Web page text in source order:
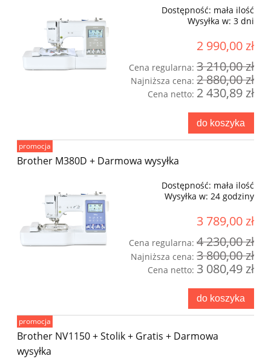
Dostępność: mała ilość
Wysyłka w: 3 dni
2 990,00 zł
Cena regularna: 3 210,00 zł
Najniższa cena: 2 880,00 zł
Cena netto: 2 430,89 zł
do koszyka
Brother M380D + Darmowa wysyłka
Dostępność: mała ilość
Wysyłka w: 24 godziny
3 789,00 zł
Cena regularna: 4 230,00 zł
Najniższa cena: 3 800,00 zł
Cena netto: 3 080,49 zł
do koszyka
promocja
Brother NV1150 + Stolik + Gratis + Darmowa
wysyłka
promocja